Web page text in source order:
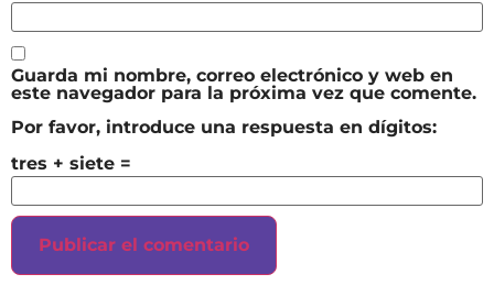
Guarda mi nombre, correo electrónico y web en
este navegador para la próxima vez que comente.
Por favor, introduce una respuesta en dígitos:
tres + siete =